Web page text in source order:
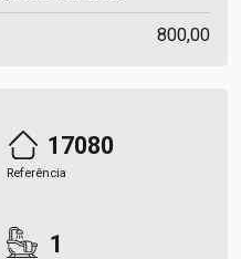
800,00
17080
Referência
1